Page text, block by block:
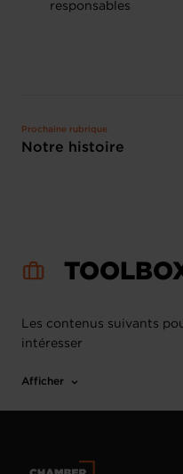
responsables
Prochaine rubrique
Notre histoire
Les contenus suivants
intéresser
Afficher